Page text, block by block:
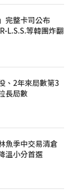
完整卡司公布
L.S.S.等韓團炸翻
、2年來局數第3
長局數
魚季中交易清倉
溫小分首選